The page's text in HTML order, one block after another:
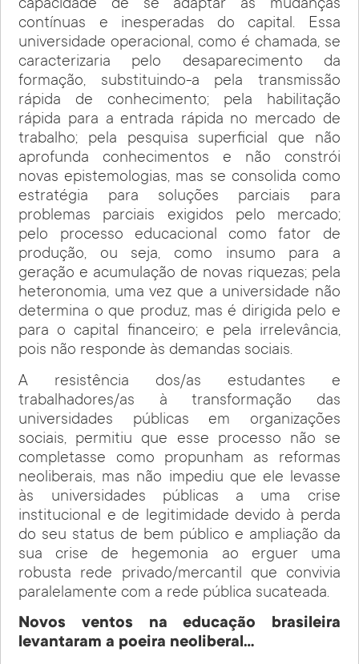
capacidade de se adaptar às mudanças
contínuas e inesperadas do capital. Essa
universidade operacional, como é chamada, se
caracterizaria pelo desaparecimento da
formação, substituindo-a pela transmissão
rápida de conhecimento; pela habilitação
rápida para a entrada rápida no mercado de
trabalho; pela pesquisa superficial que não
aprofunda conhecimentos e não constrói
novas epistemologias, mas se consolida como
estratégia para soluções parciais para
problemas parciais exigidos pelo mercado;
pelo processo educacional como fator de
produção, ou seja, como insumo para a
geração e acumulação de novas riquezas; pela
heteronomia, uma vez que a universidade não
determina o que produz, mas é dirigida pelo e
para o capital financeiro; e pela irrelevância,
pois não responde às demandas sociais.
A resistência dos/as estudantes e
trabalhadores/as à transformação das
universidades públicas em organizações
sociais, permitiu que esse processo não se
completasse como propunham as reformas
neoliberais, mas não impediu que ele levasse
às universidades públicas a uma crise
institucional e de legitimidade devido à perda
do seu status de bem público e ampliação da
sua crise de hegemonia ao erguer uma
robusta rede privado/mercantil que convivia
paralelamente com a rede pública sucateada.
Novos ventos na educação brasileira
levantaram a poeira neoliberal…